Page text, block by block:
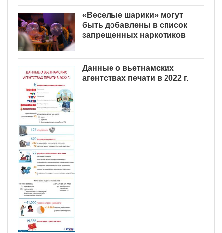
«Веселые шарики» могут
быть добавлены в список
запрещенных наркотиков
Данные о вьетнамских
агентствах печати в 2022 г.